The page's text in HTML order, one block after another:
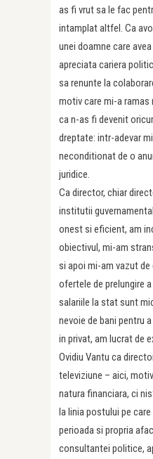
as fi vrut sa le fac
intamplat altfel. Ca
unei doamne care
apreciata cariera
sa renunte la
motiv care mi-a ramas
ca n-as fi devenit
dreptate: intr-adevar
neconditionat de o
juridice.
Ca director, chiar
institutii
onest si eficient, am
obiectivul, mi-am
si apoi mi-am vazut
ofertele de prelungire
salariile la stat sunt
nevoie de bani pentru
in privat, am lucrat de
Ovidiu Vantu ca
televiziune – aici,
natura financiara, ci
la linia postului pe
perioada si propria
consultantei politice,